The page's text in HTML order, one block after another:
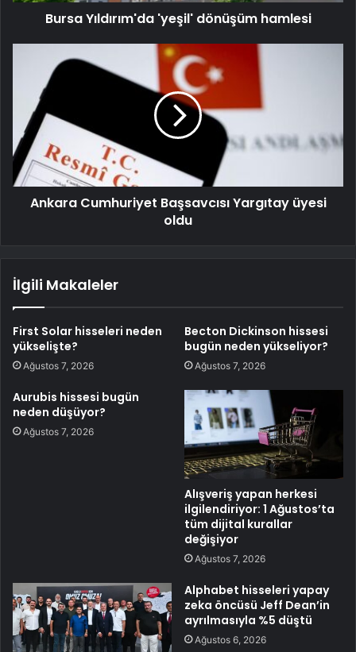
Bursa Yıldırım'da 'yeşil' dönüşüm hamlesi
Ankara Cumhuriyet Başsavcısı Yargıtay üyesi
oldu
İlgili Makaleler
First Solar hisseleri neden
yükselişte?
Ağustos 7, 2026
Becton Dickinson hissesi
bugün neden yükseliyor?
Ağustos 7, 2026
Aurubis hissesi bugün
neden düşüyor?
Ağustos 7, 2026
Alışveriş yapan herkesi
ilgilendiriyor: 1 Ağustos’ta
tüm dijital kurallar
değişiyor
Ağustos 7, 2026
Alphabet hisseleri yapay
zeka öncüsü Jeff Dean’in
ayrılmasıyla %5 düştü
Ağustos 6, 2026